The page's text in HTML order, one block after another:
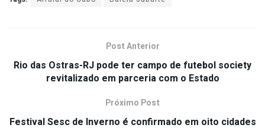
Post Anterior
Rio das Ostras-RJ pode ter campo de futebol society
revitalizado em parceria com o Estado
Próximo Post
Festival Sesc de Inverno é confirmado em oito cidades